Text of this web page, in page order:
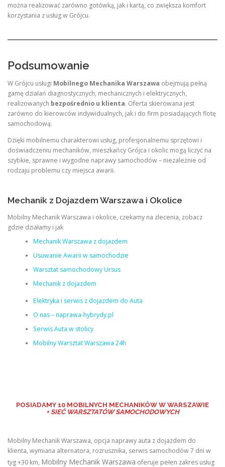
można realizować zarówno gotówką, jak i kartą, co zwiększa komfort
korzystania z usług w Grójcu.
Podsumowanie
W Grójcu usługi Mobilnego Mechanika Warszawa obejmują pełną
gamę działań diagnostycznych, mechanicznych i elektrycznych,
realizowanych bezpośrednio u klienta. Oferta skierowana jest
zarówno do kierowców indywidualnych, jak i do firm posiadających flotę
samochodową.
Dzięki mobilnemu charakterowi usług, profesjonalnemu sprzętowi i
doświadczeniu mechaników, mieszkańcy Grójca i okolic mogą liczyć na
szybkie, sprawne i wygodne naprawy samochodów – niezależnie od
rodzaju problemu czy miejsca awarii.
Mechanik z Dojazdem Warszawa i Okolice
Mobilny Mechanik Warszawa i okolice, czekamy na zlecenia, zobacz
gdzie działamy i jak
Mechanik Warszawa z dojazdem
Usuwanie Awarii w samochodzie
Warsztat samochodowy Ursus
Mechanik z dojazdem
Elektryka i serwis z dojazdem do Auta
O nas – naprawa-hybrydy.pl
Serwis Auta w stolicy
Mobilny Warsztat Warszawa 24h
POSIADAMY 10 MOBILNYCH MECHANIKÓW W WARSZAWIE
+ SIEĆ WARSZTATÓW SAMOCHODOWYCH
Mobilny Mechanik Warszawa, opcja naprawy auta z dojazdem do
klienta, wymiana alternatora, rozrusznika, serwis samochodów 7 dni w
tyg +30 km, Mobilny Mechanik Warszawa oferuje pełen zakres usług